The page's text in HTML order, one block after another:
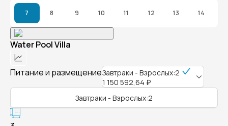
7 8 9 10 11 12 13 14
Water Pool Villa
Питание и размещениеЗавтраки - Взрослых:2
1 150 592,64 ₽
Завтраки - Взрослых:2